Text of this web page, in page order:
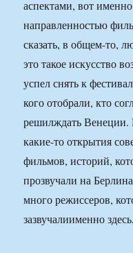
аспектами, вот
направленностью
сказать, в общем-то,
это такое искусство
успел снять к
кого отобрали, кто
решилждать
какие-то открытия
фильмов, историй,
прозвучали на
много режиссеров,
зазвучалиименно